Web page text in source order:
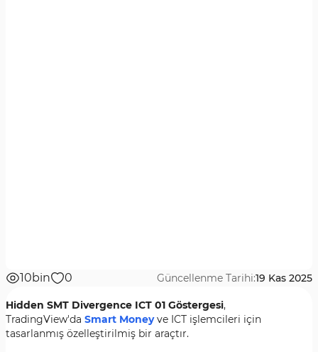
10bin 0 Güncellenme Tarihi:19 Kas 2025
Hidden SMT Divergence ICT 01 Göstergesi,
TradingView'da Smart Moneyve ICT işlemcileri için
tasarlanmış özelleştirilmiş bir araçtır.